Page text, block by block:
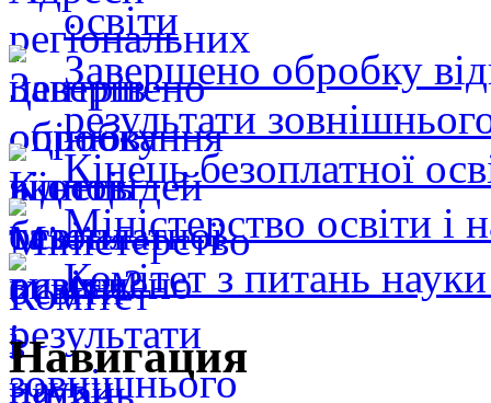
освіти
Завершено обробку
результати
Кінець безоплатної
Міністерство освіти і
Комітет з питань науки
Навигация